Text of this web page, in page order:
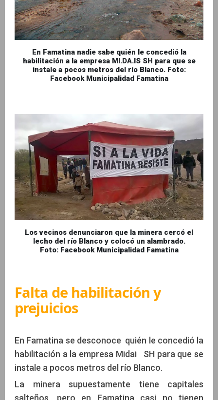
En Famatina nadie sabe quién le concedió la
habilitación a la empresa MI.DA.IS SH para que se
instale a pocos metros del río Blanco. Foto:
Facebook Municipalidad Famatina
Los vecinos denunciaron que la minera cercó el
lecho del río Blanco y colocó un alambrado.
Foto: Facebook Municipalidad Famatina
Falta de habilitación y
prejuicios
En Famatina se desconoce quién le concedió la
habilitación a la empresa Midai SH para que se
instale a pocos metros del río Blanco.
La minera supuestamente tiene capitales
salteños, pero en Famatina casi no tienen